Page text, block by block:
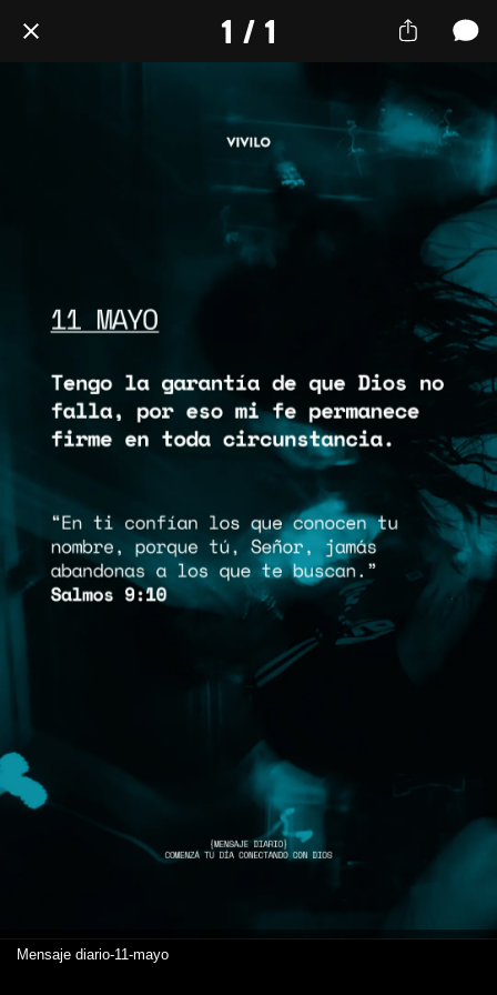
1 / 1
Mensaje diario-11-mayo